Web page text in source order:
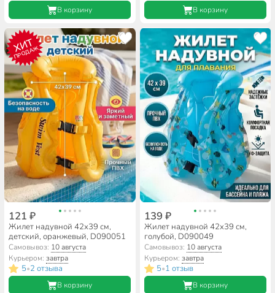
В корзину В корзину
ХИТ
ПРОДАЖ
121 ₽
Жилет надувной 42х39 см,
детский, оранжевый, D090051
Самовывоз: 10 августа
Курьером:завтра
5•2 отзыва
В корзину
139 ₽
Жилет надувной 42х39 см,
голубой, D090049
Самовывоз: 10 августа
Курьером: завтра
5•1 отзыв
В корзину